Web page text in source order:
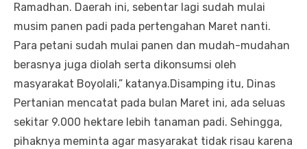
Ramadhan. Daerah ini, sebentar lagi sudah mulai
musim panen padi pada pertengahan Maret nanti.
Para petani sudah mulai panen dan mudah-mudahan
berasnya juga diolah serta dikonsumsi oleh
masyarakat Boyolali,” katanya.Disamping itu, Dinas
Pertanian mencatat pada bulan Maret ini, ada seluas
sekitar 9.000 hektare lebih tanaman padi. Sehingga,
pihaknya meminta agar masyarakat tidak risau karena